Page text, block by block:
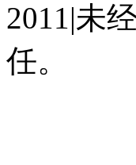
2011|未
任。